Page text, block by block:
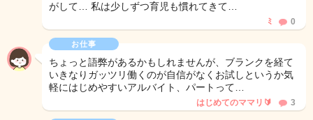
がして… 私は少しずつ育児も慣れてきて…
ﾐ 0
お仕事
ちょっと語弊があるかもしれませんが、ブランクを経て
いきなりガッツリ働くのが自信がなくお試しというか気
軽にはじめやすいアルバイト、パートって…
はじめてのママリ🔰 3